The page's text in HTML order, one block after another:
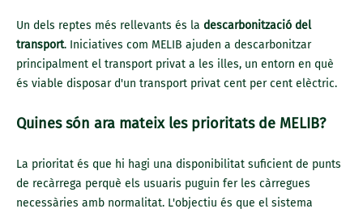
Un dels reptes més rellevants és la descarbonització del
transport. Iniciatives com MELIB ajuden a descarbonitzar
principalment el transport privat a les illes, un entorn en què
és viable disposar d'un transport privat cent per cent elèctric.
Quines són ara mateix les prioritats de MELIB?
La prioritat és que hi hagi una disponibilitat suficient de punts
de recàrrega perquè els usuaris puguin fer les càrregues
necessàries amb normalitat. L'objectiu és que el sistema